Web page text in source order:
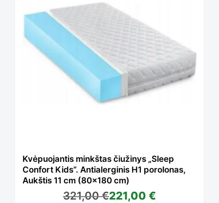
Kvėpuojantis minkštas čiužinys „Sleep
Confort Kids”. Antialerginis H1 porolonas,
Aukštis 11 cm (80×180 cm)
321,00€221,00 €